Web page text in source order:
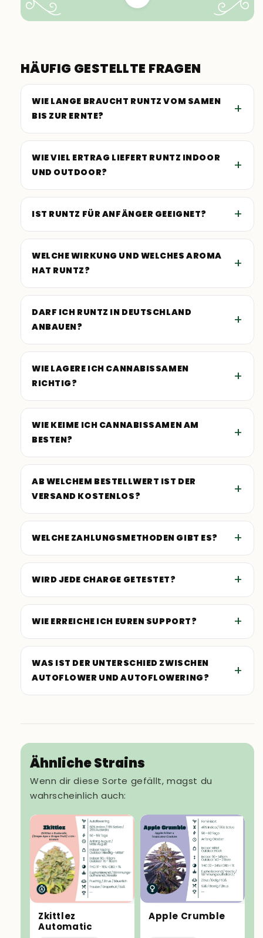
HÄUFIG GESTELLTE FRAGEN
WIE LANGE BRAUCHT RUNTZ VOM SAMEN
BIS ZUR ERNTE?
WIE VIEL ERTRAG LIEFERT RUNTZ INDOOR
UND OUTDOOR?
IST RUNTZ FÜR ANFÄNGER GEEIGNET?
WELCHE WIRKUNG UND WELCHES AROMA
HAT RUNTZ?
DARF ICH RUNTZ IN DEUTSCHLAND
ANBAUEN?
WIE LAGERE ICH CANNABISSAMEN
RICHTIG?
WIE KEIME ICH CANNABISSAMEN AM
BESTEN?
AB WELCHEM BESTELLWERT IST DER
VERSAND KOSTENLOS?
WELCHE ZAHLUNGSMETHODEN GIBT ES?
WIRD JEDE CHARGE GETESTET?
WIE ERREICHE ICH EUREN SUPPORT?
WAS IST DER UNTERSCHIED ZWISCHEN
AUTOFLOWER UND AUTOFLOWERING?
Ähnliche Strains
Wenn dir diese Sorte gefällt, magst du
wahrscheinlich auch:
Zkittlez
Automatic
Apple Crumble